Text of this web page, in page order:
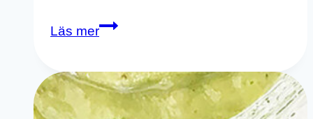
Läs mer2
Goda
Måltidssallader